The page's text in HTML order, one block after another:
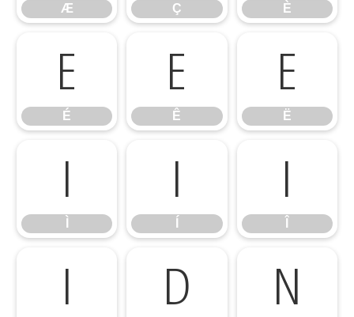
Æ Ç È
É
É
Ê
Ê
Ë
Ë
Ì Í Î
Ï Ð Ñ